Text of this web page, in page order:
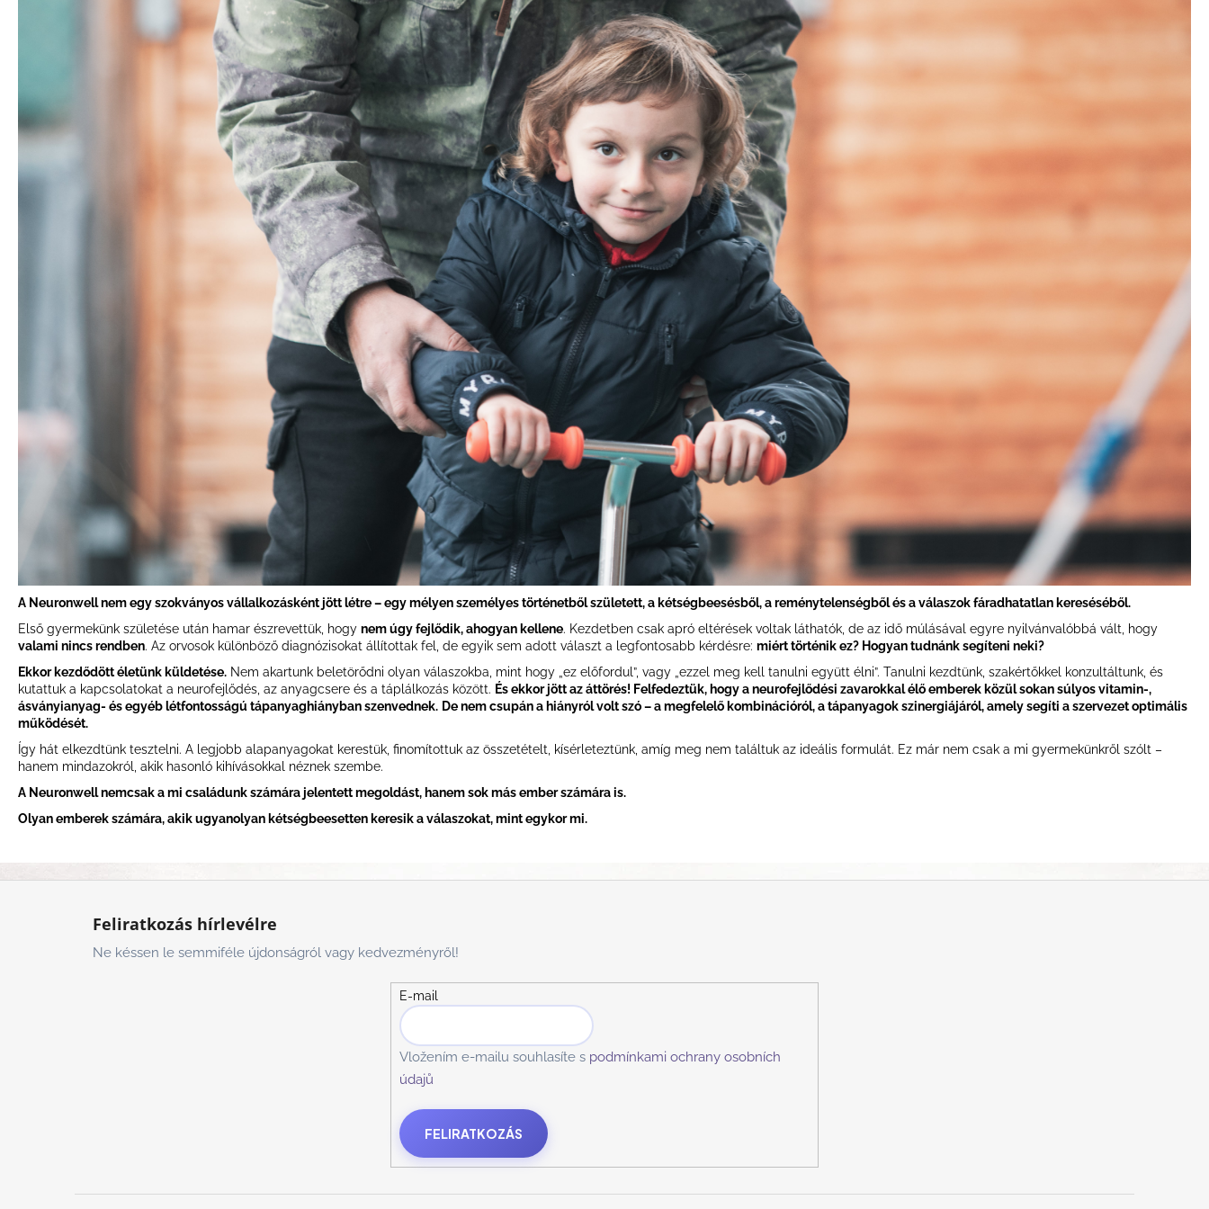
A Neuronwell nem egy szokványos vállalkozásként jött létre – egy mélyen személyes történetből született, a kétségbeesésből, a reménytelenségből és a válaszok fáradhatatlan kereséséből.
Első gyermekünk születése után hamar észrevettük, hogy nem úgy fejlődik, ahogyan kellene. Kezdetben csak apró eltérések voltak láthatók, de az idő múlásával egyre nyilvánvalóbbá vált, hogy
valami nincs rendben. Az orvosok különböző diagnózisokat állítottak fel, de egyik sem adott választ a legfontosabb kérdésre: miért történik ez? Hogyan tudnánk segíteni neki?
Ekkor kezdődött életünk küldetése. Nem akartunk beletörődni olyan válaszokba, mint hogy „ez előfordul”, vagy „ezzel meg kell tanulni együtt élni”. Tanulni kezdtünk, szakértőkkel konzultáltunk, és
kutattuk a kapcsolatokat a neurofejlődés, az anyagcsere és a táplálkozás között. És ekkor jött az áttörés! Felfedeztük, hogy a neurofejlődési zavarokkal élő emberek közül sokan súlyos vitamin-,
ásványianyag- és egyéb létfontosságú tápanyaghiányban szenvednek. De nem csupán a hiányról volt szó – a megfelelő kombinációról, a tápanyagok szinergiájáról, amely segíti a szervezet optimális
működését.
Így hát elkezdtünk tesztelni. A legjobb alapanyagokat kerestük, finomítottuk az összetételt, kísérleteztünk, amíg meg nem találtuk az ideális formulát. Ez már nem csak a mi gyermekünkről szólt –
hanem mindazokról, akik hasonló kihívásokkal néznek szembe.
A Neuronwell nemcsak a mi családunk számára jelentett megoldást, hanem sok más ember számára is.
Olyan emberek számára, akik ugyanolyan kétségbeesetten keresik a válaszokat, mint egykor mi.
Korábbi: €13,59 €11,52
FUNKCIONÁLIS EMÉSZTÉSÉRT
€24,74
L
Feliratkozás hírlevélre
Ne késsen le semmiféle újdonságról vagy kedvezményről!
E-mail
Vložením e-mailu souhlasíte s podmínkami ochrany osobních
údajů
FELIRATKOZÁS